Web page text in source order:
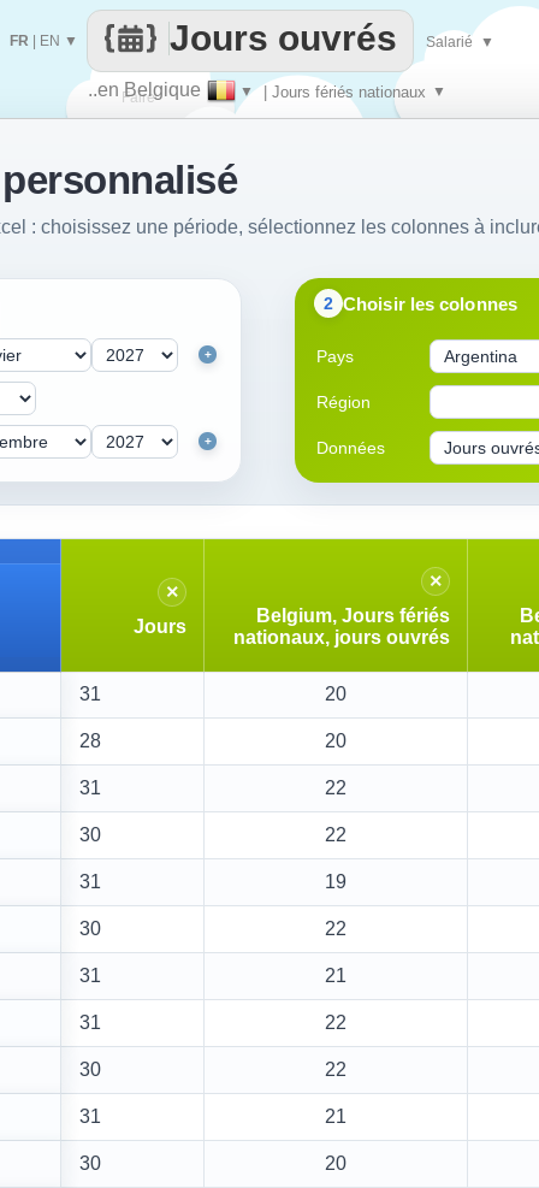
Faire
que
..en Belgique ▼ | Jours fériés nationaux ▼
Jours ouvrés
FR EN ▼ Salarié ▼
: choisissez une période, sélectionnez les colonnes à
2 Choisir les colonnes
Pays
Région
Données
+
+
×
Jours
×
Belgium, Jours fériés
nationaux, jours ouvrés
31 20
28 20
31 22
30 22
31 19
30 22
31 21
31 22
30 22
31 21
30 20